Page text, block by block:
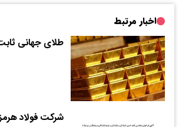
اخبار مرتبط
طلای جهانی
شرکت فولاد